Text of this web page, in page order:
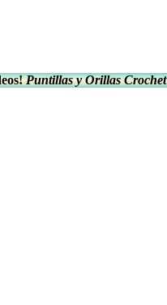
Puntillas y Orillas Crochet